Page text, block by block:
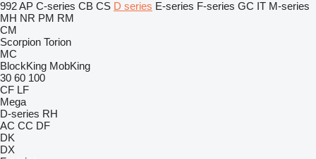
992AP C-series CB CS D series E-series F-series GC IT M-series
MH NR PM RM
CM
Scorpion Torion
MC
BlockKing MobKing
30 60 100
CF LF
Mega
D-series RH
AC CC DF
DK
DX